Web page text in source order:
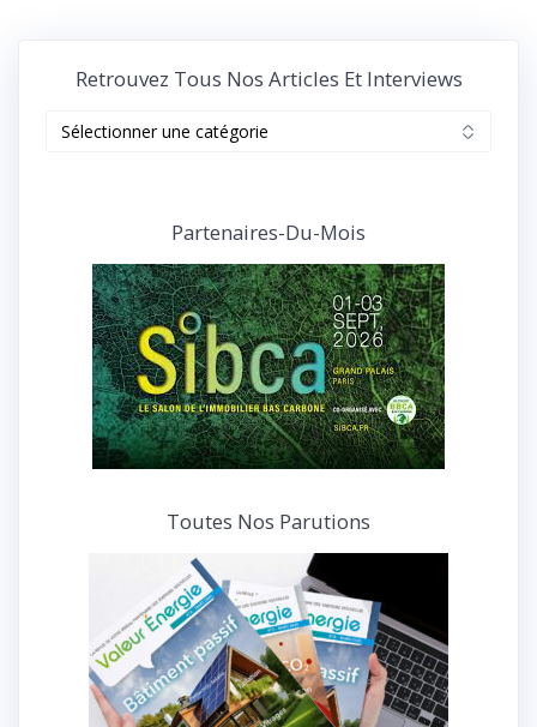
Retrouvez Tous Nos Articles Et Interviews
interviews
Partenaires-Du-Mois
Toutes Nos Parutions